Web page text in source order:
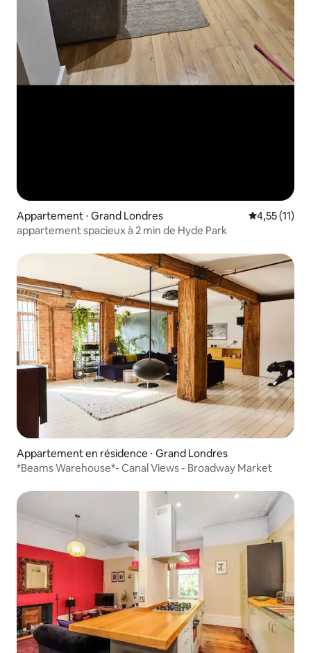
Appartement ⋅ Grand Londres Évaluation
4,55 (11)
appartement spacieux à 2 min de Hyde Park
Appartement en résidence ⋅ Grand Londres
*Beams Warehouse*- Canal Views - Broadway Market